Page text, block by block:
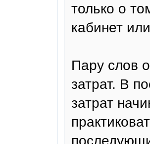
только о
кабинет
Пару слов
затрат. В
затрат